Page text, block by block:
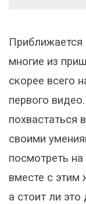
Приближается
многие из
скорее всего
первого
похвастаться
своими
посмотреть
вместе с этим
а стоит ли